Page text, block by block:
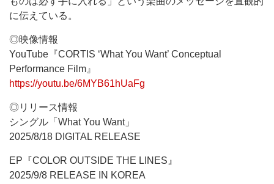
に伝えている。
◎映像情報
YouTube『CORTIS ‘What You Want’ Conceptual
Performance Film』
https://youtu.be/6MYB61hUaFg
◎リリース情報
シングル「What You Want」
2025/8/18 DIGITAL RELEASE
EP『COLOR OUTSIDE THE LINES』
2025/9/8 RELEASE IN KOREA